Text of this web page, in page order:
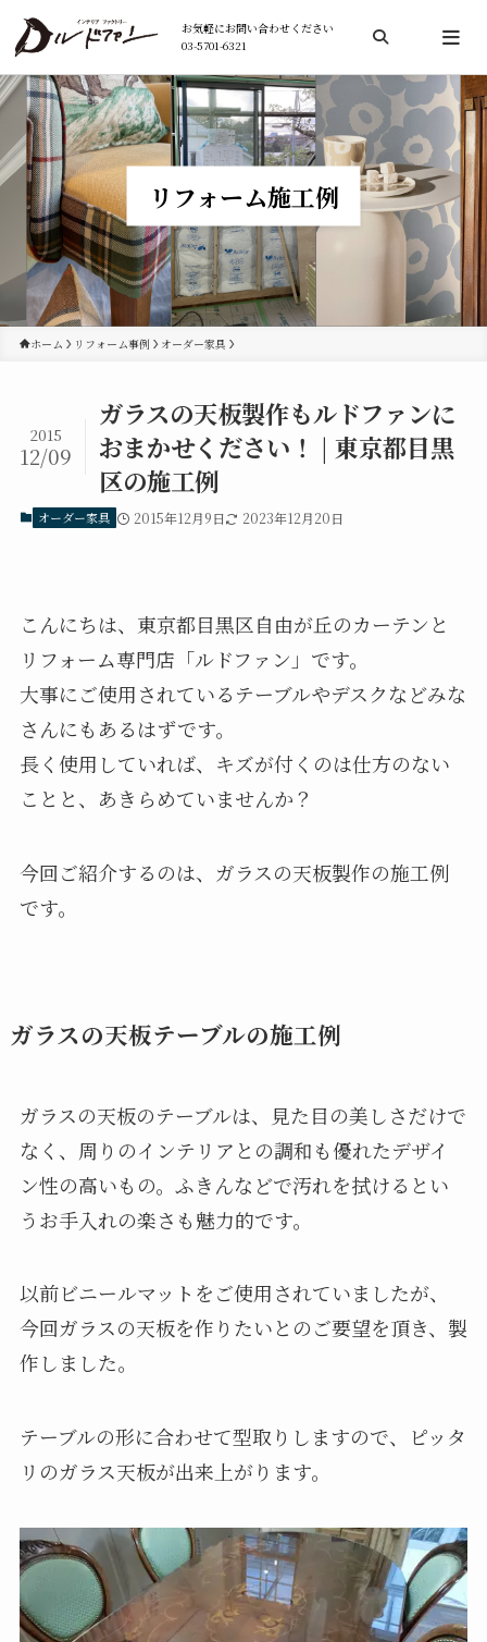
お気軽にお問い合わせください
03-5701-6321
検索
リフォーム施工例
ホーム リフォーム事例 オーダー家具
ガラスの天板製作もルドファンに
おまかせください！ | 東京都目黒
区の施工例
2015
12/09
オーダー家具 2015年12月9日 2023年12月20日
こんにちは、東京都目黒区自由が丘のカーテンと
リフォーム専門店「ルドファン」です。
大事にご使用されているテーブルやデスクなどみな
さんにもあるはずです。
長く使用していれば、キズが付くのは仕方のない
ことと、あきらめていませんか？
今回ご紹介するのは、ガラスの天板製作の施工例
です。
ガラスの天板テーブルの施工例
ガラスの天板のテーブルは、見た目の美しさだけで
なく、周りのインテリアとの調和も優れたデザイ
ン性の高いもの。ふきんなどで汚れを拭けるとい
うお手入れの楽さも魅力的です。
以前ビニールマットをご使用されていましたが、
今回ガラスの天板を作りたいとのご要望を頂き、製
作しました。
テーブルの形に合わせて型取りしますので、ピッタ
リのガラス天板が出来上がります。